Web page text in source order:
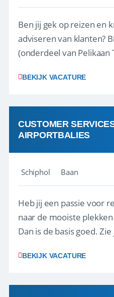
Ben jij gek op reizen en
adviseren van klanten? Bij Travel Store Leerdam
(onderdeel van Pelikaan
vinden. Samen maken
hebt in de reisbranche
BEKIJK VACATURE
CUSTOMER
AIRPORTBALIES
Schiphol Baan
Heb jij een passie voor
naar de mooiste
Dan is de basis goed.
het samenstellen en
deze onderdelen zijn nu
BEKIJK VACATURE